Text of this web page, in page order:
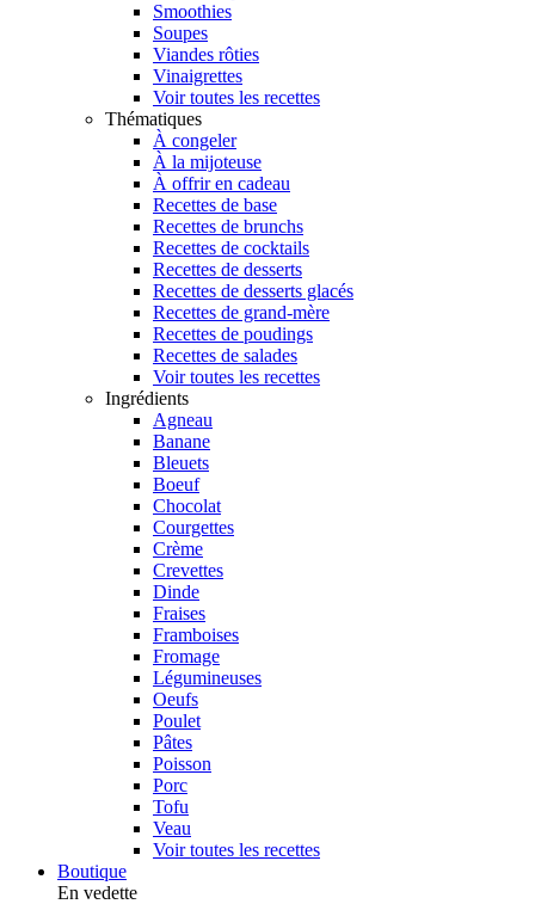
Smoothies
Soupes
Viandes rôties
Vinaigrettes
Voir toutes les recettes
Thématiques
À congeler
À la mijoteuse
À offrir en cadeau
Recettes de base
Recettes de brunchs
Recettes de cocktails
Recettes de desserts
Recettes de desserts glacés
Recettes de grand-mère
Recettes de poudings
Recettes de salades
Voir toutes les recettes
Ingrédients
Agneau
Banane
Bleuets
Boeuf
Chocolat
Courgettes
Crème
Crevettes
Dinde
Fraises
Framboises
Fromage
Légumineuses
Oeufs
Poulet
Pâtes
Poisson
Porc
Tofu
Veau
Voir toutes les recettes
Boutique
En vedette